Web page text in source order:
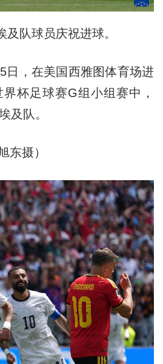
及队球员庆祝进球。
，在美国西雅图体育场进
杯足球赛G组小组赛中，
及队。
摄）